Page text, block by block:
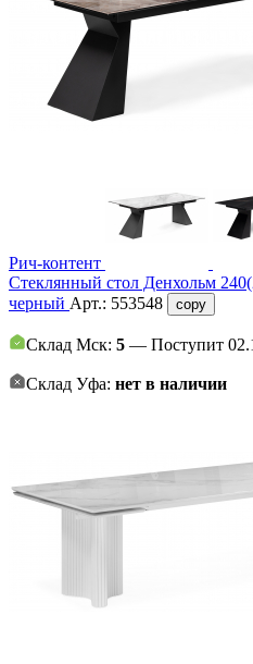
Рич-контент
Стеклянный стол Денхольм
черный Арт.: 553548 copy
Склад Мск: 5 — Поступит
Склад Уфа: нет в наличии